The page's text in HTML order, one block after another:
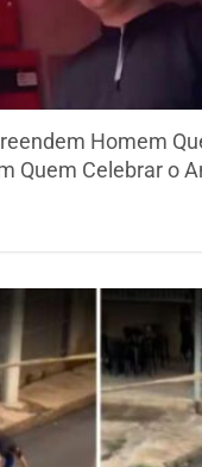
Homem
Quem Celebrar o